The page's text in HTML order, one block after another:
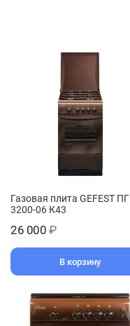
Газовая плита GEFEST ПГ
3200-06 К43
26 000 ₽
В корзину